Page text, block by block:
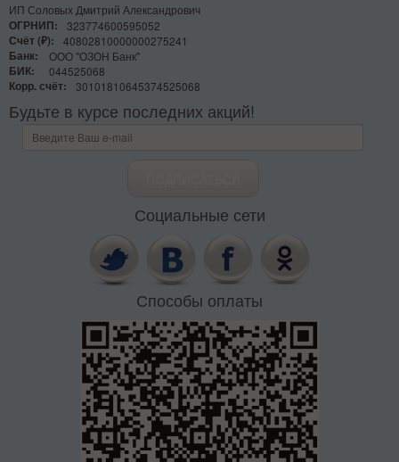
ИП Соловых Дмитрий Александрович
ОГРНИП:
323774600595052
Счёт (₽):
40802810000000275241
Банк:
ООО "ОЗОН Банк"
БИК:
044525068
Корр. счёт:
30101810645374525068
Будьте в курсе последних акций!
Социальные сети
Способы оплаты